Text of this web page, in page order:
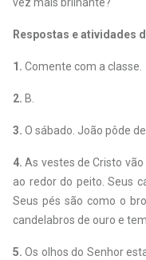
vez mais brilhante?
Respostas e atividades
1. Comente com a classe.
2. B.
3. O sábado. João pôde
4. As vestes de Cristo
ao redor do peito. Seus
Seus pés são como o
candelabros de ouro e
5. Os olhos do Senhor